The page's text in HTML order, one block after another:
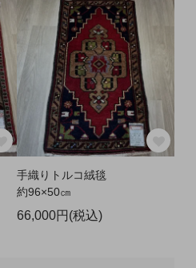
手織りトルコ絨毯
約96×50㎝
66,000円(税込)